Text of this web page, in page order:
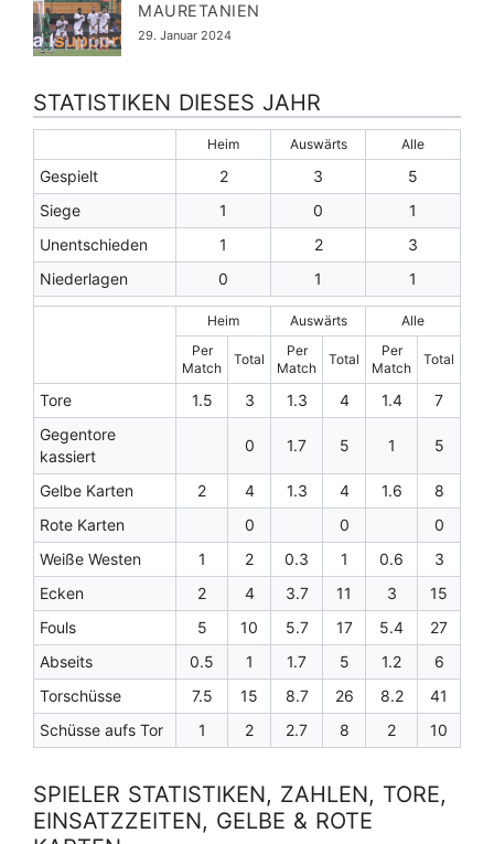
MAURETANIEN
Veröffentlicht
29. Januar 2024
STATISTIKEN DIESES JAHR
Heim Auswärts Alle
Gespielt 2 3
5
Siege
1 0
1
Unentschieden
1 2
3
Niederlagen
0 1 1
Heim Auswärts
Alle
Per
Match
Total
Per
Match
Total
Per
Match
Total
Tore 1.5 3 1.3 4 1.4
7
Gegentore
kassiert
0 1.7 5 1 5
Gelbe Karten 2 4 1.3 4 1.6
8
Rote Karten
0 0
0
Weiße Westen
1 2 0.3 1 0.6
3
Ecken
2 4 3.7 11 3
15
Fouls
5 10 5.7 17 5.4
27
Abseits
0.5 1 1.7 5 1.2
6
Torschüsse
7.5 15 8.7 26 8.2
41
Schüsse aufs Tor
1 2 2.7 8 2 10
SPIELER STATISTIKEN, ZAHLEN, TORE,
EINSATZZEITEN, GELBE & ROTE